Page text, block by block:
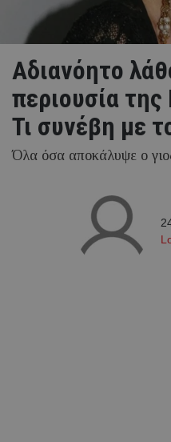
Αδιανόητο
περιουσία
Τι συνέβη με
Όλα όσα αποκάλυψε ο